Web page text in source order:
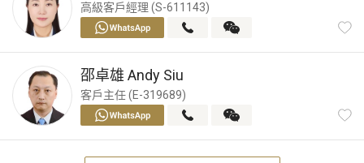
高級客戶經理 (S-611143)
邵卓雄 Andy Siu
客戶主任 (E-319689)